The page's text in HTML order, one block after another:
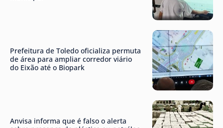
Prefeitura de Toledo oficializa permuta
de área para ampliar corredor viário
do Eixão até o Biopark
Anvisa informa que é falso o alerta